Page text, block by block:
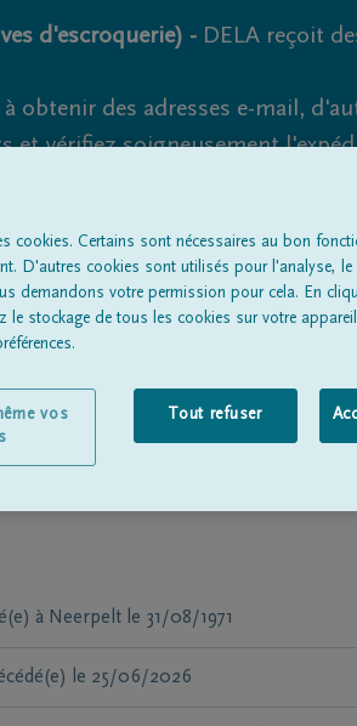
d'escroquerie) - DELA reçoit
obtenir des adresses e-mail,
et vérifiez soigneusement
les tentatives
Tous les avis de décèsÀ propos de nous
à Neerpelt le 31/08/1971
le 25/06/2026
cookies. Certains sont nécessaires au bon
D'autres cookies sont utilisés pour l'analyse, le
demandons votre permission pour cela. En
le stockage de tous les cookies sur votre
Tout refuser
vos